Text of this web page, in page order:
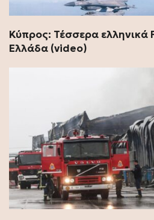
Κύπρος: Τέσσερα ελληνικά
Ελλάδα (video)